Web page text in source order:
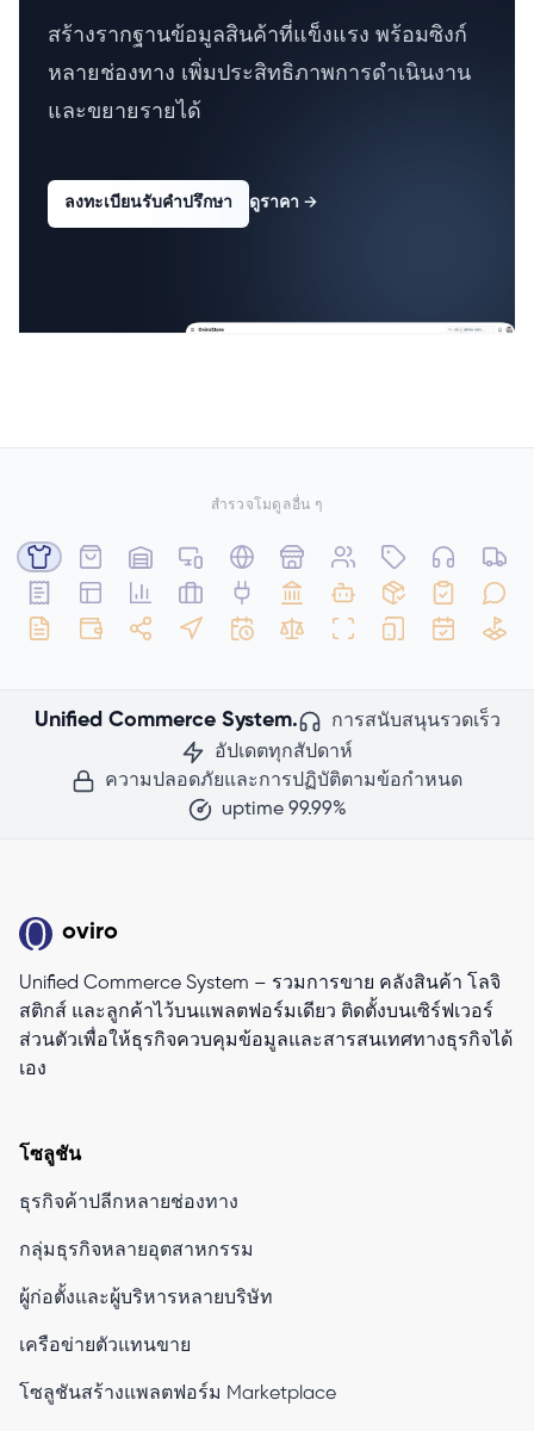
สร้างรากฐานข้อมูลสินค้าที่แข็งแรง พร้อมซิงก์
หลายช่องทาง เพิ่มประสิทธิภาพการดำเนินงาน
และขยายรายได้
ลงทะเบียนรับคำปรึกษา ดูราคา →
สำรวจโมดูลอื่น ๆ
Unified Commerce System.
การสนับสนุนรวดเร็ว
อัปเดตทุกสัปดาห์
ความปลอดภัยและการปฏิบัติตามข้อกำหนด
uptime 99.99%
oviro
Unified Commerce System – รวมการขาย คลังสินค้า โลจิ
สติกส์ และลูกค้าไว้บนแพลตฟอร์มเดียว ติดตั้งบนเซิร์ฟเวอร์
ส่วนตัวเพื่อให้ธุรกิจควบคุมข้อมูลและสารสนเทศทางธุรกิจได้
เอง
โซลูชัน
ธุรกิจค้าปลีกหลายช่องทาง
กลุ่มธุรกิจหลายอุตสาหกรรม
ผู้ก่อตั้งและผู้บริหารหลายบริษัท
เครือข่ายตัวแทนขาย
โซลูชันสร้างแพลตฟอร์ม Marketplace